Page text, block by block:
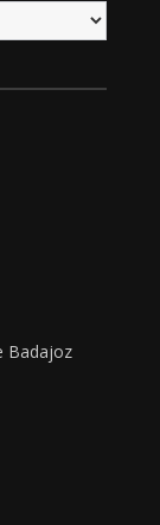
Badajoz